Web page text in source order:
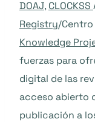
DOAJ, CLOCKSS
Registry/
Knowledge
fuerzas para
digital de las
acceso abierto
publicación a